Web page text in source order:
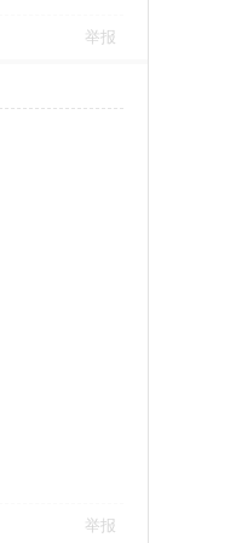
举报
举报